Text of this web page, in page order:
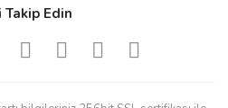
Takip Edin